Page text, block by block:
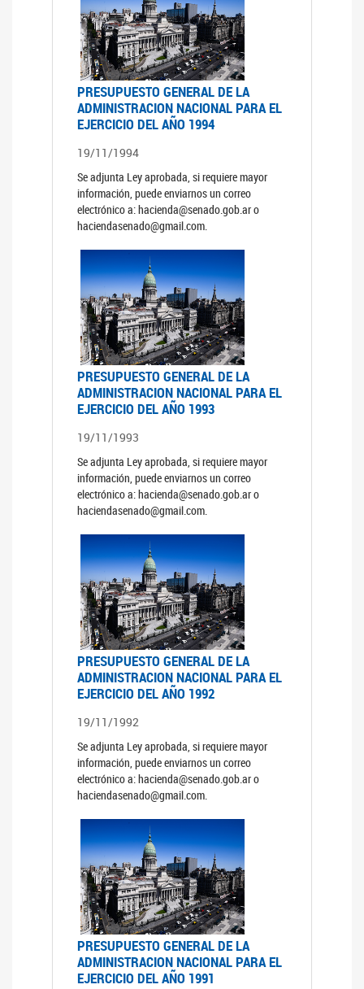
PRESUPUESTO GENERAL DE LA
ADMINISTRACION NACIONAL PARA EL
EJERCICIO DEL AÑO 1994
19/11/1994
Se adjunta Ley aprobada, si requiere mayor
información, puede enviarnos un correo
electrónico a: hacienda@senado.gob.ar o
haciendasenado@gmail.com.
PRESUPUESTO GENERAL DE LA
ADMINISTRACION NACIONAL PARA EL
EJERCICIO DEL AÑO 1993
19/11/1993
Se adjunta Ley aprobada, si requiere mayor
información, puede enviarnos un correo
electrónico a: hacienda@senado.gob.ar o
haciendasenado@gmail.com.
PRESUPUESTO GENERAL DE LA
ADMINISTRACION NACIONAL PARA EL
EJERCICIO DEL AÑO 1992
19/11/1992
Se adjunta Ley aprobada, si requiere mayor
información, puede enviarnos un correo
electrónico a: hacienda@senado.gob.ar o
haciendasenado@gmail.com.
PRESUPUESTO GENERAL DE LA
ADMINISTRACION NACIONAL PARA EL
EJERCICIO DEL AÑO 1991